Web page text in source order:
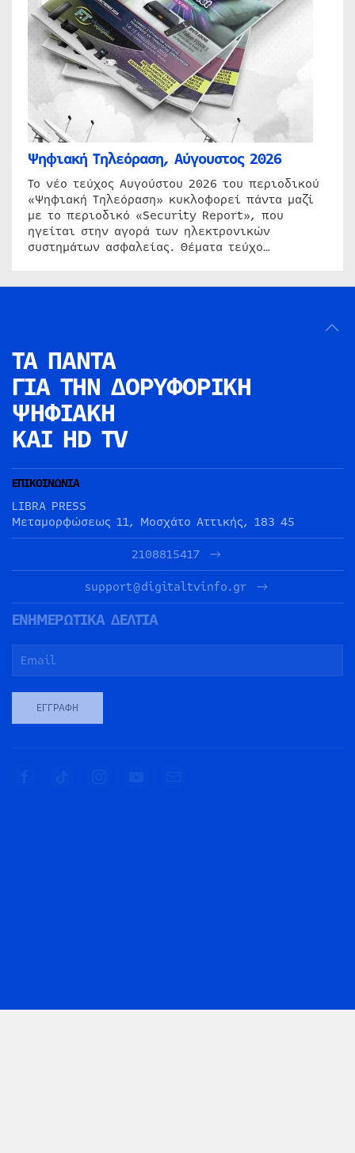
Ψηφιακή Τηλεόραση, Αύγουστος 2026
Το νέο τεύχος Αυγούστου 2026 του περιοδικού
«Ψηφιακή Τηλεόραση» κυκλοφορεί πάντα μαζί
με το περιοδικό «Security Report», που
ηγείται στην αγορά των ηλεκτρονικών
συστημάτων ασφαλείας. Θέματα τεύχο…
ΤΑ ΠΑΝΤΑ
ΓΙΑ ΤΗΝ ΔΟΡΥΦΟΡΙΚΗ
ΨΗΦΙΑΚΗ
ΚΑΙ HD TV
ΕΠΙΚΟΙΝΩΝΙΑ
LIBRA PRESS
Μεταμορφώσεως 11, Μοσχάτο Αττικής, 183 45
2108815417
support@digitaltvinfo.gr
ΕΝΗΜΕΡΩΤΙΚΑ ΔΕΛΤΙΑ
ΕΓΓΡΑΦΉ